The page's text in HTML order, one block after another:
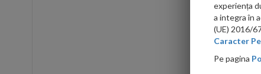
experiența
a integra în
(UE) 2016/
Caracter
Pe pagina